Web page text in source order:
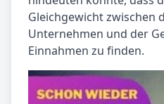
Gleichgewicht zwischen
Unternehmen und der
Einnahmen zu finden.